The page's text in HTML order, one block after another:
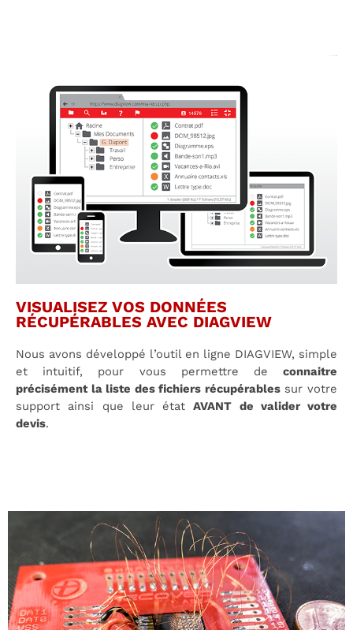
VISUALISEZ VOS DONNÉES
RÉCUPÉRABLES AVEC DIAGVIEW
Nous avons développé l’outil en ligne DIAGVIEW, simple
et intuitif, pour vous permettre de connaitre
précisément la liste des fichiers récupérablessur votre
support ainsi que leur étatAVANT de valider votre
devis.